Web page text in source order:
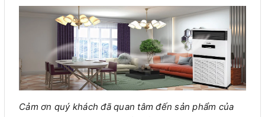
Cảm ơn quý khách đã quan tâm đến sản phẩm của